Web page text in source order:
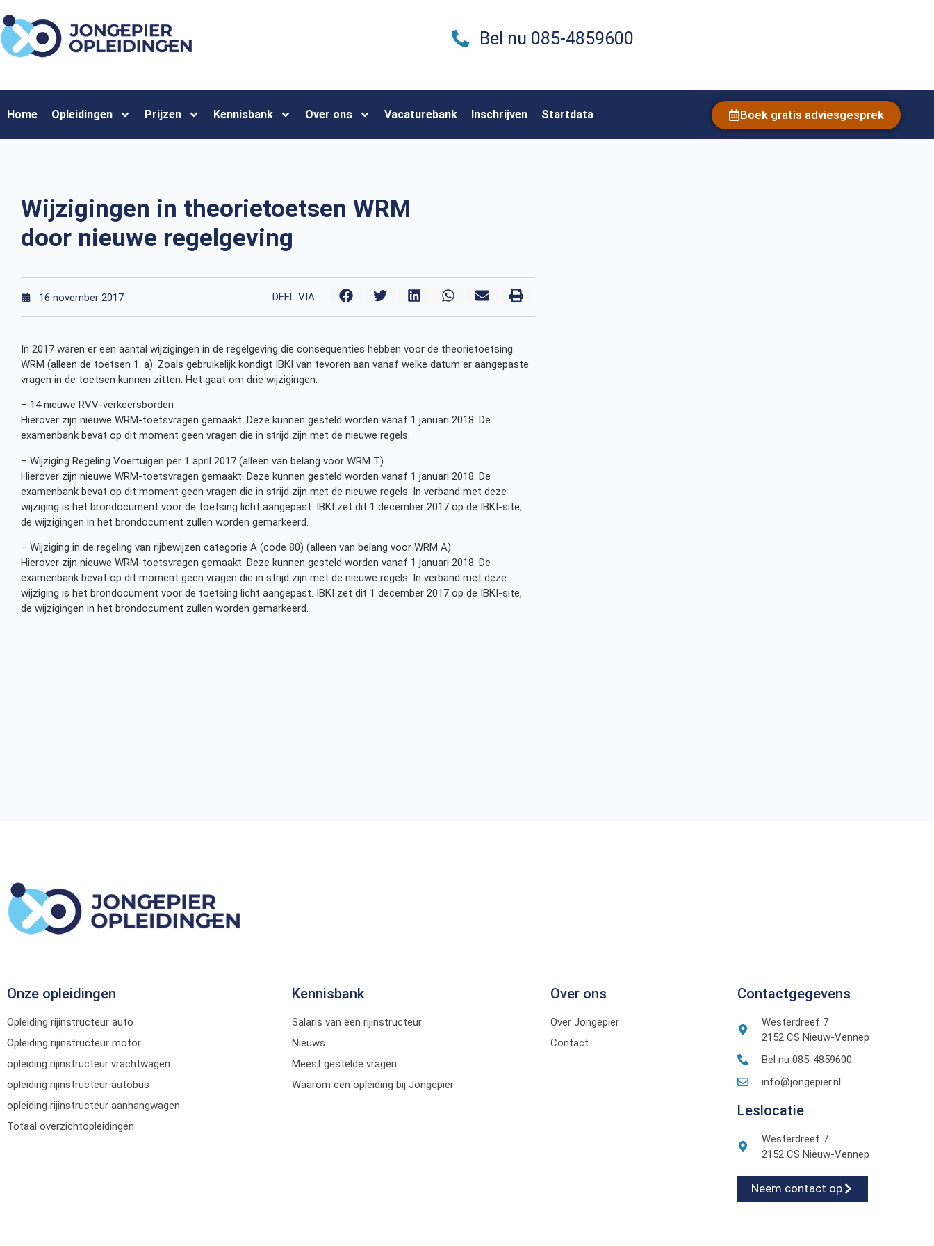
Bel nu 085-4859600
Home Opleidingen Prijzen Kennisbank Over ons Vacaturebank Inschrijven Startdata Boek gratis adviesgesprek
Wijzigingen in theorietoetsen WRM
door nieuwe regelgeving
16 november 2017 DEEL VIA
In 2017 waren er een aantal wijzigingen in de regelgeving die consequenties hebben voor de theorietoetsing
WRM (alleen de toetsen 1. a). Zoals gebruikelijk kondigt IBKI van tevoren aan vanaf welke datum er aangepaste
vragen in de toetsen kunnen zitten. Het gaat om drie wijzigingen:
– 14 nieuwe RVV-verkeersborden
Hierover zijn nieuwe WRM-toetsvragen gemaakt. Deze kunnen gesteld worden vanaf 1 januari 2018. De
examenbank bevat op dit moment geen vragen die in strijd zijn met de nieuwe regels.
– Wijziging Regeling Voertuigen per 1 april 2017 (alleen van belang voor WRM T)
Hierover zijn nieuwe WRM-toetsvragen gemaakt. Deze kunnen gesteld worden vanaf 1 januari 2018. De
examenbank bevat op dit moment geen vragen die in strijd zijn met de nieuwe regels. In verband met deze
wijziging is het brondocument voor de toetsing licht aangepast. IBKI zet dit 1 december 2017 op de IBKI-site;
de wijzigingen in het brondocument zullen worden gemarkeerd.
– Wijziging in de regeling van rijbewijzen categorie A (code 80) (alleen van belang voor WRM A)
Hierover zijn nieuwe WRM-toetsvragen gemaakt. Deze kunnen gesteld worden vanaf 1 januari 2018. De
examenbank bevat op dit moment geen vragen die in strijd zijn met de nieuwe regels. In verband met deze
wijziging is het brondocument voor de toetsing licht aangepast. IBKI zet dit 1 december 2017 op de IBKI-site,
de wijzigingen in het brondocument zullen worden gemarkeerd.
Onze opleidingen
Opleiding rijinstructeur auto
Opleiding rijinstructeur motor
opleiding rijinstructeur vrachtwagen
opleiding rijinstructeur autobus
opleiding rijinstructeur aanhangwagen
Totaal overzichtopleidingen
Kennisbank
Salaris van een rijinstructeur
Nieuws
Meest gestelde vragen
Waarom een opleiding bij Jongepier
Over ons
Over Jongepier
Contact
Contactgegevens
Westerdreef 7
2152 CS Nieuw-Vennep
Bel nu 085-4859600
info@jongepier.nl
Leslocatie
Westerdreef 7
2152 CS Nieuw-Vennep
Neem contact op